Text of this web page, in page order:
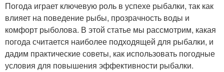
Погода играет ключевую роль в успехе рыбалки, так как
влияет на поведение рыбы, прозрачность воды и
комфорт рыболова. В этой статье мы рассмотрим, какая
погода считается наиболее подходящей для рыбалки, и
дадим практические советы, как использовать погодные
условия для повышения эффективности рыбалки.